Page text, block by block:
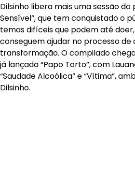
Dilsinho libera mais uma sessão
Sensível”, que tem conquistado o
temas difíceis que podem até
conseguem ajudar no processo de
transformação. O compilado
já lançada “Papo Torto”, com
“Saudade Alcoólica” e “Vítima”,
Dilsinho.